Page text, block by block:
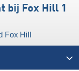
bij Fox Hill 1
Fox Hill